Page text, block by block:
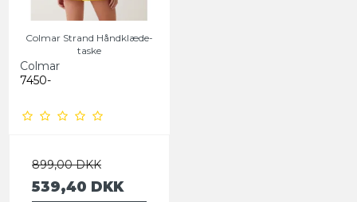
Colmar Strand Håndklæde-
taske
Colmar
7450-
899,00 DKK
539,40 DKK